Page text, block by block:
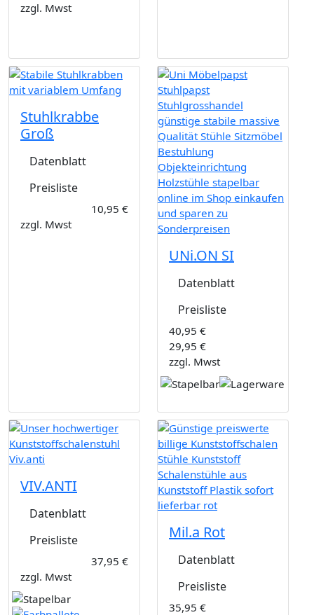
zzgl. Mwst
Stuhlkrabbe
Groß
Datenblatt
Preisliste
10,95 €
zzgl. Mwst
UNi.ON SI
Datenblatt
Preisliste
40,95 €
29,95 €
zzgl. Mwst
VIV.ANTI
Datenblatt
Preisliste
37,95 €
zzgl. Mwst
Mil.a Rot
Datenblatt
Preisliste
35,95 €